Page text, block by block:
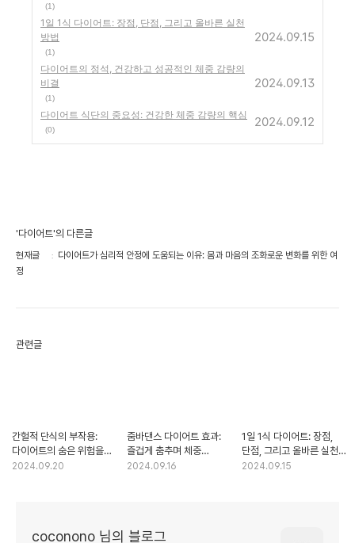
(1)
1일 1식 다이어트: 장점, 단점, 그리고 올바른 실천
방법
(1)
2024.09.15
다이어트의 정석, 건강하고 성공적인 체중 감량의
비결
(1)
2024.09.13
다이어트 식단의 중요성: 건강한 체중 감량의 핵심
(0)
2024.09.12
'다이어트'의 다른글
현재글
다이어트가 심리적 안정에 도움되는 이유: 몸과 마음의 조화로운 변화를 위한 여
정
관련글
간헐적 단식의 부작용:
다이어트의 숨은 위험을
파헤치다
2024.09.20
줌바댄스 다이어트 효과:
즐겁게 춤추며 체중
감량하는 비결
2024.09.16
1일 1식 다이어트: 장점,
단점, 그리고 올바른 실천
방법
2024.09.15
coconono 님의 블로그